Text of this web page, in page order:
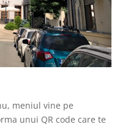
meniul vine pe
unui QR code care te